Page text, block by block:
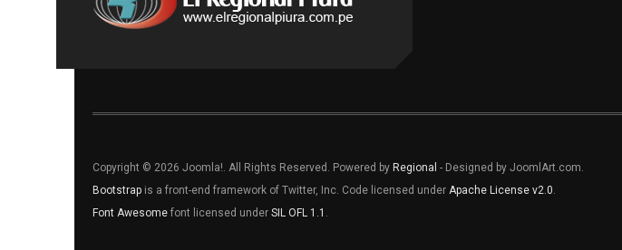
Copyright © 2026 Joomla!. All Rights Reserved. Powered by Regional - Designed by JoomlArt.com.
Bootstrap is a front-end framework of Twitter, Inc. Code licensed under Apache License v2.0.
Font Awesome font licensed under SIL OFL 1.1 .